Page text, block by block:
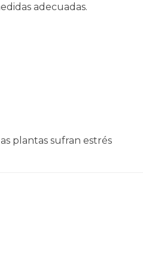
adecuadas.
plantas sufran estrés